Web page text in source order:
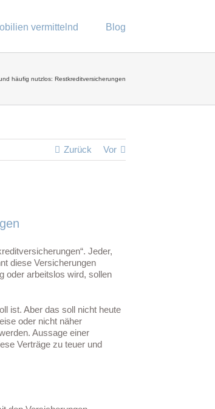
vermittelnd Blog
häufig nutzlos: Restkreditversicherungen
Zurück Vor
Jeder,
diese Versicherungen
oder arbeitslos wird, sollen
ist. Aber das soll nicht heute
oder nicht näher
Aussage einer
Verträge zu teuer und